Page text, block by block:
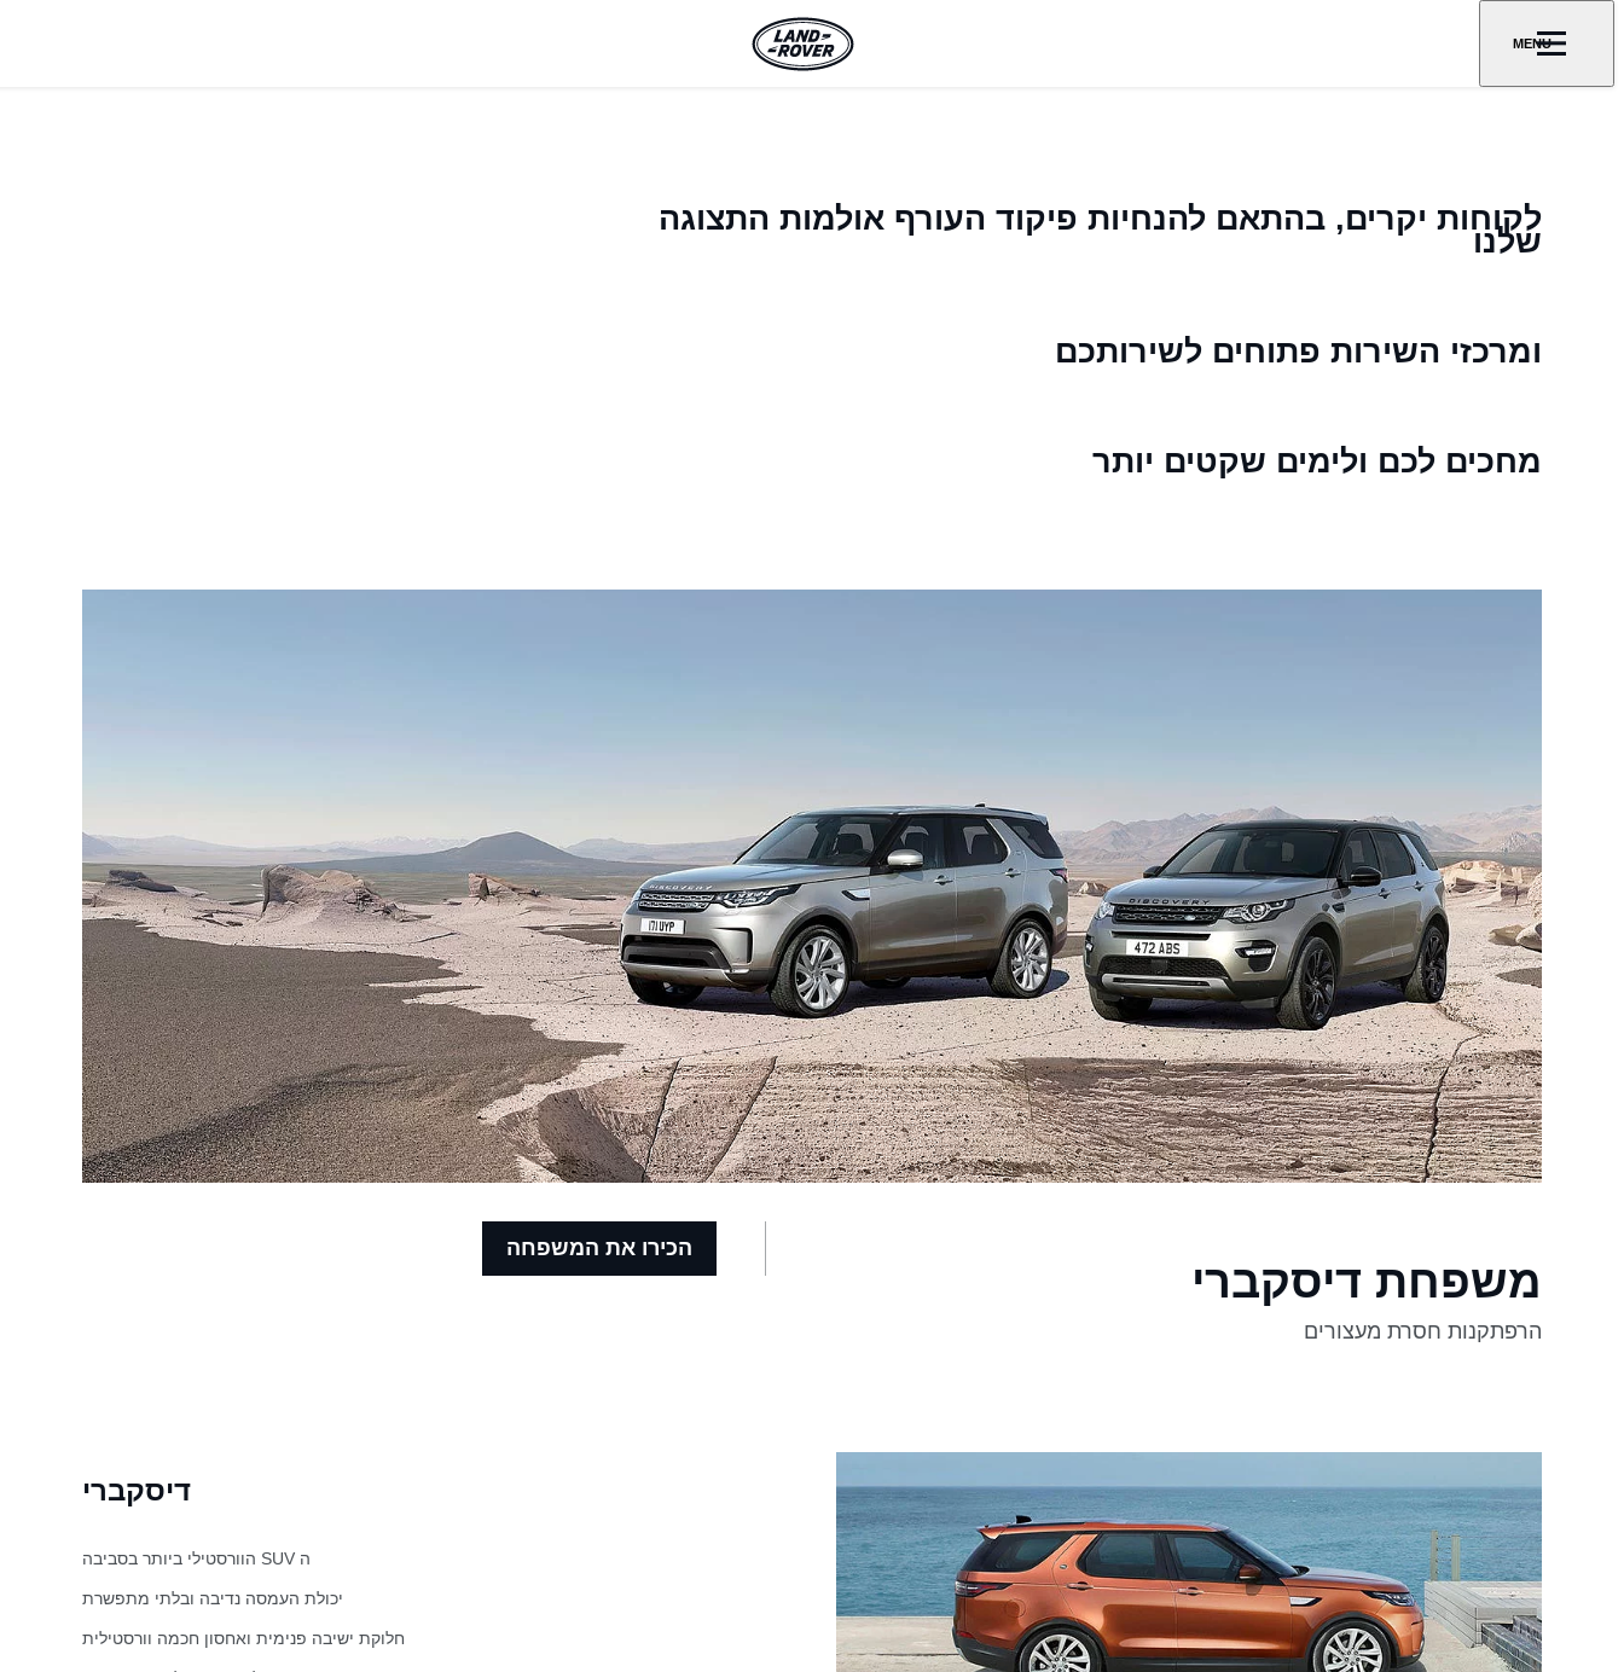
MENU
לקוחות יקרים, בהתאם להנחיות פיקוד העורף אולמות התצוגה
שלנו
ומרכזי השירות פתוחים לשירותכם
מחכים לכם ולימים שקטים יותר
משפחת דיסקברי
הרפתקנות חסרת מעצורים
הכירו את המשפחה
דיסקברי
הוורסטילי ביותר בסביבה SUV ה
יכולת העמסה נדיבה ובלתי מתפשרת
חלוקת ישיבה פנימית ואחסון חכמה וורסטילית